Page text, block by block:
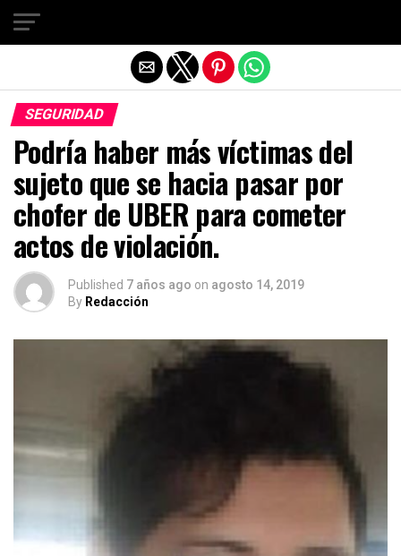
SEGURIDAD
Podría haber más víctimas del
sujeto que se hacia pasar por
chofer de UBER para cometer
actos de violación.
Published 7 años ago on agosto 14, 2019
By Redacción